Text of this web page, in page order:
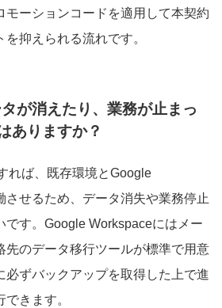
モーションコードを適用して本契約
抑えられる流れです。
が消えたり、業務が止まっ
ありますか？
れば、既存環境とGoogle
させるため、データ消失や業務停止
です。Google Workspaceにはメー
先のデータ移行ツールが標準で用意
必ずバックアップを取得した上で進
きます。